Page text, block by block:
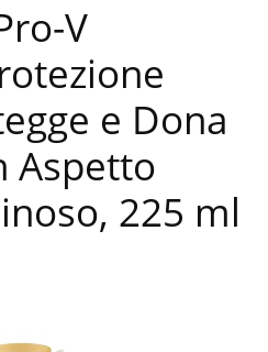
V
e Dona
Aspetto
225 ml